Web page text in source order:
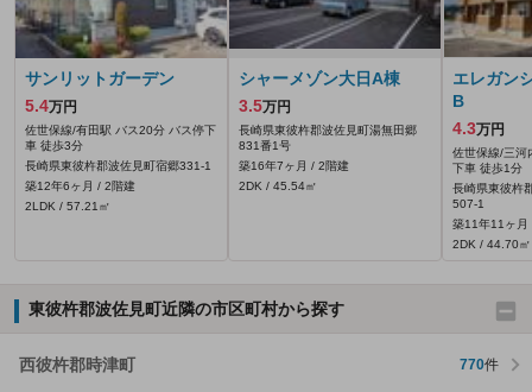
サンリットガーデン
5.4万円
佐世保線/有田駅 バス20分 バス停下
車 徒歩3分
長崎県東彼杵郡波佐見町宿郷331‐1
築12年6ヶ月 / 2階建
2LDK / 57.21㎡
シャーメゾン大日A棟
3.5万円
長崎県東彼杵郡波佐見町湯無田郷
831番1号
築16年7ヶ月 / 2階建
2DK / 45.54㎡
エレガン
B
4.3万円
佐世保線/三河
下車 徒歩1分
長崎県東彼杵
507‐1
築11年11ヶ月
2DK / 44.70㎡
東彼杵郡波佐見町近隣の市区町村から探す
西彼杵郡時津町 770件